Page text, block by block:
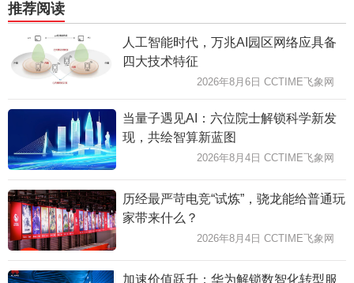
推荐阅读
人工智能时代，万兆AI园区网络应具备
四大技术特征
2026年8月6日 CCTIME飞象网
当量子遇见AI：六位院士解锁科学新发
现，共绘智算新蓝图
2026年8月4日 CCTIME飞象网
历经最严苛电竞“试炼”，骁龙能给普通玩
家带来什么？
2026年8月4日 CCTIME飞象网
加速价值跃升：华为解锁数智化转型服